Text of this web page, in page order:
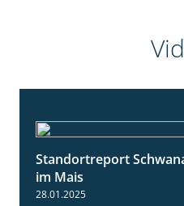
Standortreport
im Mais
28.01.2025